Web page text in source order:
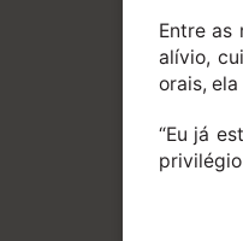
Entre as
alívio,
orais,
“Eu já
privilégio